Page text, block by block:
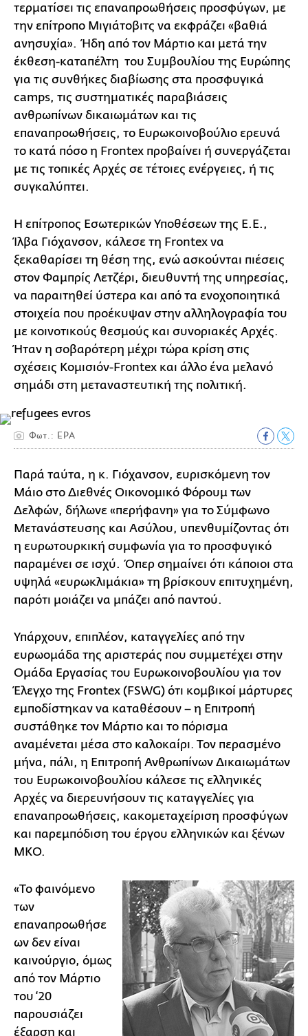
τερματίσει τις επαναπροωθήσεις προσφύγων, με
την επίτροπο Μιγιάτοβιτς να εκφράζει «βαθιά
ανησυχία». Ήδη από τον Μάρτιο και μετά την
έκθεση-καταπέλτη του Συμβουλίου της Ευρώπης
για τις συνθήκες διαβίωσης στα προσφυγικά
camps, τις συστηματικές παραβιάσεις
ανθρωπίνων δικαιωμάτων και τις
επαναπροωθήσεις, το Ευρωκοινοβούλιο ερευνά
το κατά πόσο η Frontex προβαίνει ή συνεργάζεται
με τις τοπικές Αρχές σε τέτοιες ενέργειες, ή τις
συγκαλύπτει.
Η επίτροπος Εσωτερικών Υποθέσεων της Ε.Ε.,
Ίλβα Γιόχανσον, κάλεσε τη Frontex να
ξεκαθαρίσει τη θέση της, ενώ ασκούνται πιέσεις
στον Φαμπρίς Λετζέρι, διευθυντή της υπηρεσίας,
να παραιτηθεί ύστερα και από τα ενοχοποιητικά
στοιχεία που προέκυψαν στην αλληλογραφία του
με κοινοτικούς θεσμούς και συνοριακές Αρχές.
Ήταν η σοβαρότερη μέχρι τώρα κρίση στις
σχέσεις Κομισιόν-Frontex και άλλο ένα μελανό
σημάδι στη μεταναστευτική της πολιτική.
Φωτ.: EPA
Παρά ταύτα, η κ. Γιόχανσον, ευρισκόμενη τον
Μάιο στο Διεθνές Οικονομικό Φόρουμ των
Δελφών, δήλωνε «περήφανη» για το Σύμφωνο
Μετανάστευσης και Ασύλου, υπενθυμίζοντας ότι
η ευρωτουρκική συμφωνία για το προσφυγικό
παραμένει σε ισχύ. Όπερ σημαίνει ότι κάποιοι στα
υψηλά «ευρωκλιμάκια» τη βρίσκουν επιτυχημένη,
παρότι μοιάζει να μπάζει από παντού.
Υπάρχουν, επιπλέον, καταγγελίες από την
ευρωομάδα της αριστεράς που συμμετέχει στην
Ομάδα Εργασίας του Ευρωκοινοβουλίου για τον
Έλεγχο της Frontex (FSWG) ότι κομβικοί μάρτυρες
εμποδίστηκαν να καταθέσουν – η Επιτροπή
συστάθηκε τον Μάρτιο και το πόρισμα
αναμένεται μέσα στο καλοκαίρι. Τον περασμένο
μήνα, πάλι, η Επιτροπή Ανθρωπίνων Δικαιωμάτων
του Ευρωκοινοβουλίου κάλεσε τις ελληνικές
Αρχές να διερευνήσουν τις καταγγελίες για
επαναπροωθήσεις, κακομεταχείριση προσφύγων
και παρεμπόδιση του έργου ελληνικών και ξένων
ΜΚΟ.
«Το φαινόμενο
των
επαναπροωθήσε
ων δεν είναι
καινούργιο, όμως
από τον Μάρτιο
του ‘20
παρουσιάζει
έξαρση και